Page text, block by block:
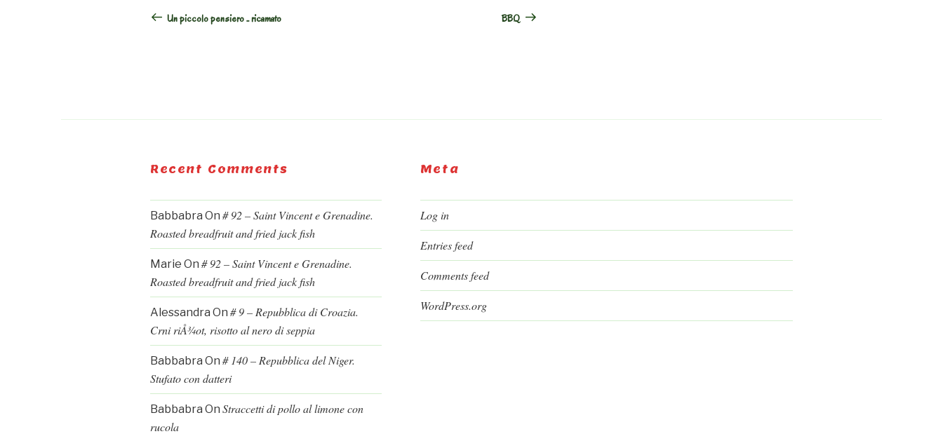
Un piccolo pensiero .. ricamato
Post
BBQ
Recent Comments
Babbabra On # 92 – Saint Vincent e Grenadine.
Roasted breadfruit and fried jack fish
Marie On # 92 – Saint Vincent e Grenadine.
Roasted breadfruit and fried jack fish
Alessandra On # 9 – Repubblica di Croazia.
Crni riÅ¾ot, risotto al nero di seppia
Babbabra On # 140 – Repubblica del Niger.
Stufato con datteri
Babbabra On Straccetti di pollo al limone con
rucola
Meta
Log in
Entries feed
Comments feed
WordPress.org